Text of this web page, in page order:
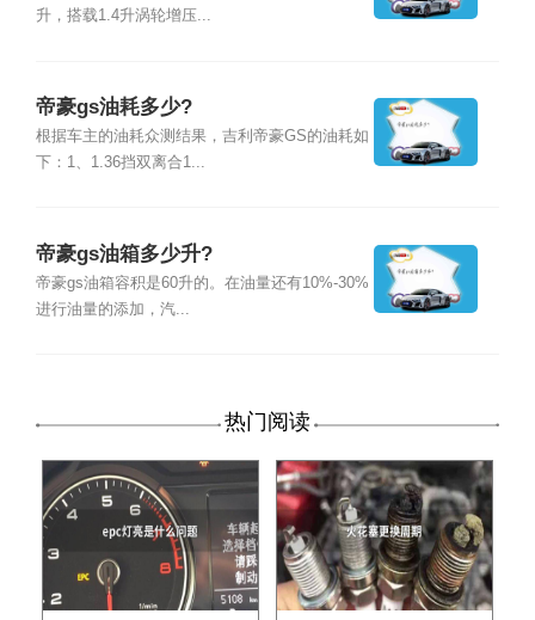
升，搭载1.4升涡轮增压...
帝豪gs油耗多少?
根据车主的油耗众测结果，吉利帝豪GS的油耗如
下：1、1.36挡双离合1...
帝豪gs油箱多少升?
帝豪gs油箱容积是60升的。在油量还有10%-30%
进行油量的添加，汽...
热门阅读